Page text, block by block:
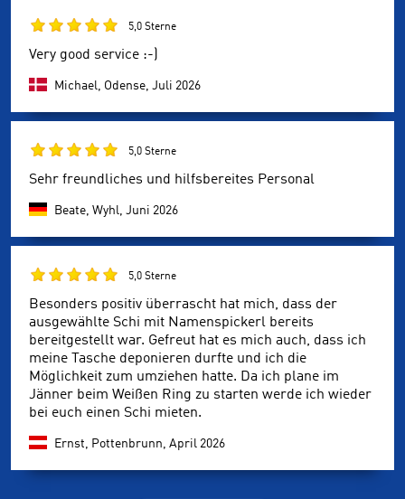
5,0 Sterne
Very good service :-)
Michael, Odense, Juli 2026
5,0 Sterne
Sehr freundliches und hilfsbereites Personal
Beate, Wyhl, Juni 2026
5,0 Sterne
Besonders positiv überrascht hat mich, dass der
ausgewählte Schi mit Namenspickerl bereits
bereitgestellt war. Gefreut hat es mich auch, dass ich
meine Tasche deponieren durfte und ich die
Möglichkeit zum umziehen hatte. Da ich plane im
Jänner beim Weißen Ring zu starten werde ich wieder
bei euch einen Schi mieten.
Ernst, Pottenbrunn, April 2026